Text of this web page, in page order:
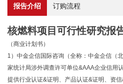
报告介绍 订购流程
核燃料项目可行性研究报
（商业计划书）
1）中金企信国际咨询（全称：中金企信（
家统计局涉外调查许可单位&AAA企业信用
提供行业认证&证明、产品认证&证明、资